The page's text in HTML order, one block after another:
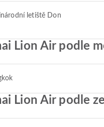
letiště Don
Lion Air podle
Lion Air podle